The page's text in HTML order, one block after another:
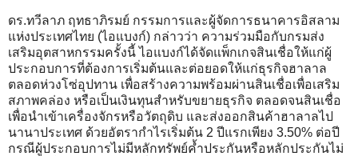
ดร.ทวีลาภ ฤทธาภิรมย์ กรรมการและผู้จัดการธนาคารอิสลาม
แห่งประเทศไทย (ไอแบงก์) กล่าวว่า ความร่วมมือกับกรมส่ง
เสริมอุตสาหกรรมครั้งนี้ ไอแบงก์ได้จัดแพ็กเกจสินเชื่อให้แก่ผู้
ประกอบการที่ต้องการเริ่มต้นและต่อยอดให้แก่ธุรกิจฮาลาล
ตลอดห่วงโซ่อุปทาน เพื่อสร้างความพร้อมผ่านสินเชื่อเพื่อเสริม
สภาพคล่อง หรือเป็นเงินทุนสำหรับขยายธุรกิจ ตลอดจนสินเชื่อ
เพื่อนำเข้าเครื่องจักรหรือวัตถุดิบ และส่งออกสินค้าฮาลาลไป
นานาประเทศ ด้วยอัตรากำไรเริ่มต้น 2 ปีแรกเพียง 3.50% ต่อปี
กรณีผู้ประกอบการไม่มีหลักทรัพย์ค้ำประกันหรือหลักประกันไม่